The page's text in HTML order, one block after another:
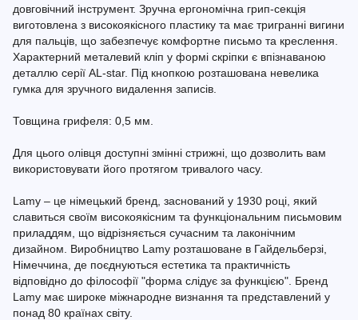
довговічний інструмент. Зручна ергономічна грип-секція
виготовлена з високоякісного пластику та має тригранні вигини
для пальців, що забезпечує комфортне письмо та креслення.
Характерний металевий кліп у формі скріпки є впізнаваною
деталлю серії AL-star. Під кнопкою розташована невелика
гумка для зручного видалення записів.
Товщина грифеля: 0,5 мм.
Для цього олівця доступні змінні стрижні, що дозволить вам
використовувати його протягом тривалого часу.
Lamy – це німецький бренд, заснований у 1930 році, який
славиться своїм високоякісним та функціональним письмовим
приладдям, що відрізняється сучасним та лаконічним
дизайном. Виробництво Lamy розташоване в Гайдельберзі,
Німеччина, де поєднуються естетика та практичність
відповідно до філософії "форма слідує за функцією". Бренд
Lamy має широке міжнародне визнання та представлений у
понад 80 країнах світу.